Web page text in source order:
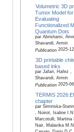
Volumetric 3D
Tumor Model for
Evaluating
Functionalized
Quantum Dots
par Abrishami,
Shavandi, Armin
Publication2025-
3D printable
based inks
par Jafari, Hafez ,
Shavandi, Armin
Publication2025-
TERMIS
chapter
par Siminska-
, Noirot, Isaline
Marcotulli, Martina
Nair, Malavika